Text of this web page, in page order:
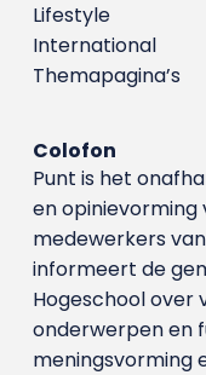
Lifestyle
International
Themapagina’s
Colofon
Punt is het
en
medewerkers
informeert de
Hogeschool over
onderwerpen en
meningsvorming